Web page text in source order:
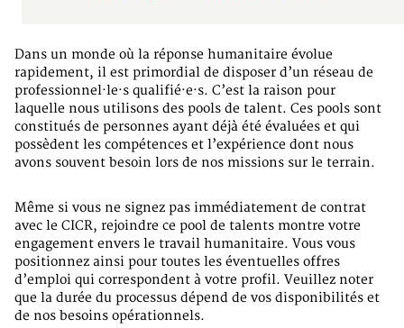
Dans un monde où la réponse humanitaire évolue
rapidement, il est primordial de disposer d’un réseau de
professionnel·le·s qualifié·e·s. C’est la raison pour
laquelle nous utilisons des pools de talent. Ces pools sont
constitués de personnes ayant déjà été évaluées et qui
possèdent les compétences et l’expérience dont nous
avons souvent besoin lors de nos missions sur le terrain.
Même si vous ne signez pas immédiatement de contrat
avec le CICR, rejoindre ce pool de talents montre votre
engagement envers le travail humanitaire. Vous vous
positionnez ainsi pour toutes les éventuelles offres
d’emploi qui correspondent à votre profil. Veuillez noter
que la durée du processus dépend de vos disponibilités et
de nos besoins opérationnels.